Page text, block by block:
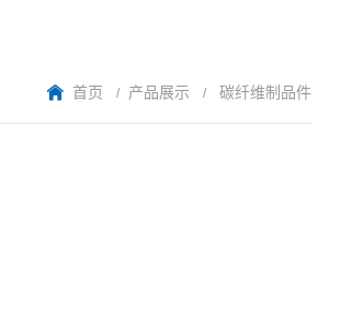
首页 产品展示 碳纤维制品件